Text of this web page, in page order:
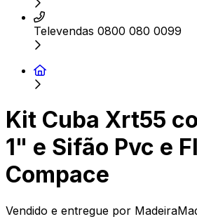
Televendas 0800 080 0099
Kit Cuba Xrt55
1" e Sifão Pvc e
Compace
Vendido e entregue por